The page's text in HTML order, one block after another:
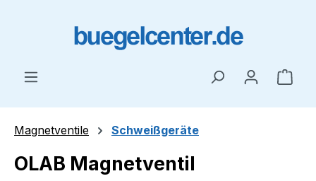
Magnetventile Schweißgeräte
OLAB Magnetventil